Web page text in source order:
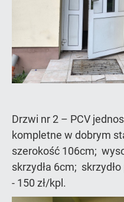
Drzwi nr 2 – PCV
kompletne w dobrym
szerokość 106cm;
skrzydła 6cm;
- 150 zł/kpl.